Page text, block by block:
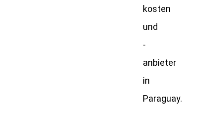
kosten
und
-
anbieter
in
Paraguay.